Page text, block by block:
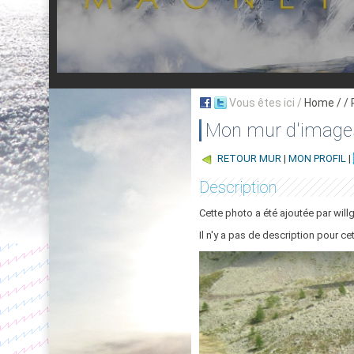
Vous êtes ici / Home / /
Mon mur
RETOUR MUR | MON PROFIL |
Description
Cette photo a été ajoutée par
Il n'y a pas de description pour